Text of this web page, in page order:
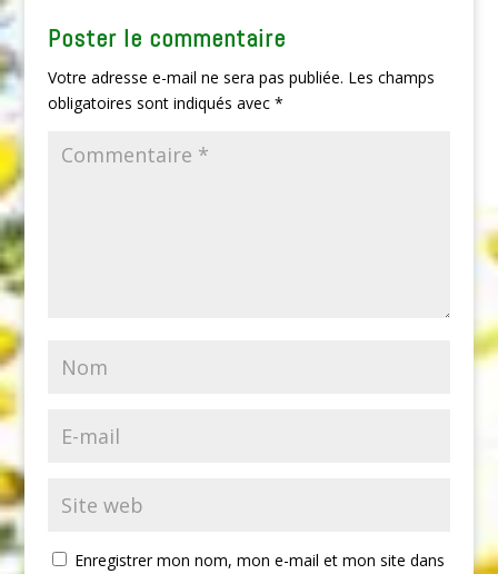
Poster le commentaire
Votre adresse e-mail ne sera pas publiée. Les champs
obligatoires sont indiqués avec *
Enregistrer mon nom, mon e-mail et mon site dans